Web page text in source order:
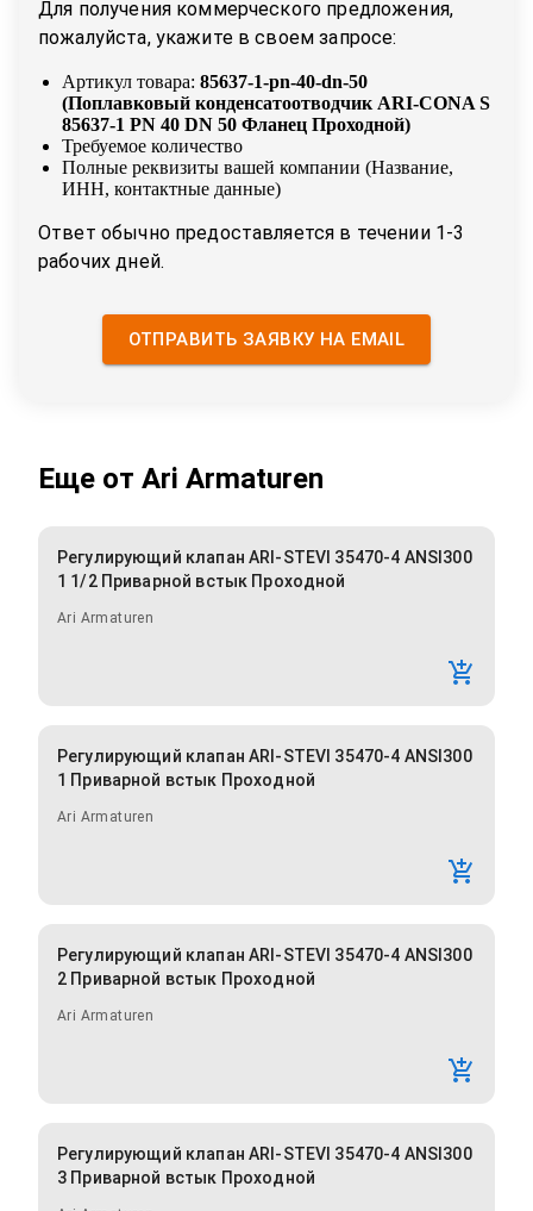
Для получения коммерческого предложения,
пожалуйста, укажите в своем запросе:
Артикул товара: 85637-1-pn-40-dn-50
(Поплавковый конденсатоотводчик ARI-CONA S
85637-1 PN 40 DN 50 Фланец Проходной)
Требуемое количество
Полные реквизиты вашей компании (Название,
ИНН, контактные данные)
Ответ обычно предоставляется в течении 1-3
рабочих дней.
ОТПРАВИТЬ ЗАЯВКУ НА EMAIL
Еще от Ari Armaturen
Регулирующий клапан ARI-STEVI 35470-4 ANSI300
1 1/2 Приварной встык Проходной
Ari Armaturen
Регулирующий клапан ARI-STEVI 35470-4 ANSI300
1 Приварной встык Проходной
Ari Armaturen
Регулирующий клапан ARI-STEVI 35470-4 ANSI300
2 Приварной встык Проходной
Ari Armaturen
Регулирующий клапан ARI-STEVI 35470-4 ANSI300
3 Приварной встык Проходной